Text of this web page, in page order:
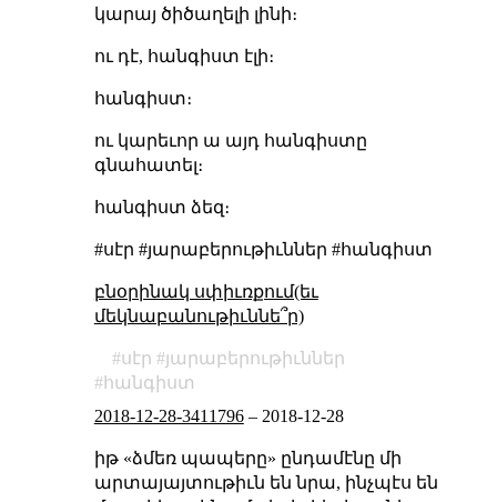
կարայ ծիծաղելի լինի։
ու դէ, հանգիստ էլի։
հանգիստ։
ու կարեւոր ա այդ հանգիստը
գնահատել։
հանգիստ ձեզ։
#սէր #յարաբերութիւններ #հանգիստ
բնօրինակ սփիւռքում(եւ
մեկնաբանութիւննե՞ր)
սէր
յարաբերութիւններ
հանգիստ
2018-12-28-3411796– 2018-12-28
իթ «ձմեռ պապերը» ընդամէնը մի
արտայայտութիւն են նրա, ինչպէս են